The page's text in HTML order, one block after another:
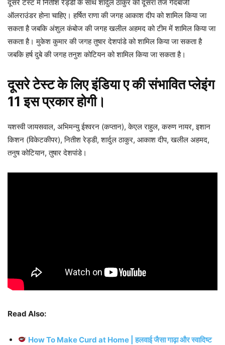
दूसरे टेस्ट में नितीश रेड्डी के साथ शार्दुल ठाकुर को दूसरा तेज गेंदबाजी
ऑलराउंडर होना चाहिए। हर्षित राणा की जगह आकाश दीप को शामिल किया जा
सकता है जबकि अंशुल कंबोज की जगह खलील अहमद को टीम में शामिल किया जा
सकता है। मुकेश कुमार की जगह तुषार देशपांडे को शामिल किया जा सकता है
जबकि हर्ष दुबे की जगह तनुश कोटियन को शामिल किया जा सकता है।
दूसरे टेस्ट के लिए इंडिया ए की संभावित प्लेइंग
11 इस प्रकार होगी।
यशस्वी जायसवाल, अभिमन्यु ईश्वरन (कप्तान), केएल राहुल, करुण नायर, इशान
किशन (विकेटकीपर), नितीश रेड्डी, शार्दुल ठाकुर, आकाश दीप, खलील अहमद,
तनुष कोटियान, तुषार देशपांडे।
Read Also:
How To Make Curd at Home | हलवाई जैसा गाढ़ा और स्वादिष्ट